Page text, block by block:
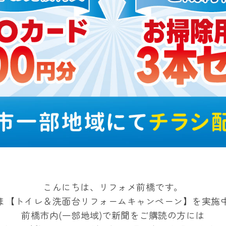
こんにちは、リフォメ前橋です。
【トイレ＆洗面台リフォームキャンペーン】を実施
前橋市内(一部地域)で新聞をご購読の方には